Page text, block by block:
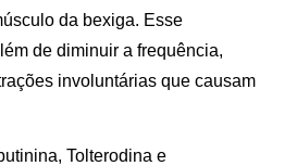
da bexiga. Esse
de diminuir a frequência,
involuntárias que causam
Tolterodina e